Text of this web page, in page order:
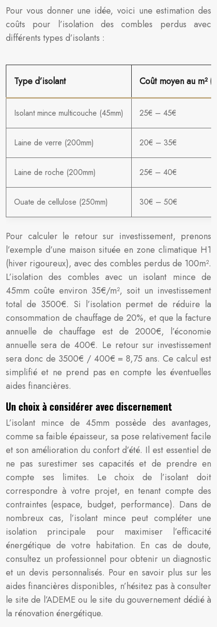
Pour vous donner une idée, voici une estimation des
coûts pour l’isolation des combles perdus avec
différents types d’isolants :
Type d’isolant Coût moyen au m²
Isolant mince multicouche (45mm) 25€ – 45€
Laine de verre (200mm) 20€ – 35€
Laine de roche (200mm) 25€ – 40€
Ouate de cellulose (250mm) 30€ – 50€
Pour calculer le retour sur investissement, prenons
l’exemple d’une maison située en zone climatique H1
(hiver rigoureux), avec des combles perdus de 100m².
L’isolation des combles avec un isolant mince de
45mm coûte environ 35€/m², soit un investissement
total de 3500€. Si l’isolation permet de réduire la
consommation de chauffage de 20%, et que la facture
annuelle de chauffage est de 2000€, l’économie
annuelle sera de 400€. Le retour sur investissement
sera donc de 3500€ / 400€ = 8,75 ans. Ce calcul est
simplifié et ne prend pas en compte les éventuelles
aides financières.
Un choix à considérer avec discernement
L’isolant mince de 45mm possède des avantages,
comme sa faible épaisseur, sa pose relativement facile
et son amélioration du confort d’été. Il est essentiel de
ne pas surestimer ses capacités et de prendre en
compte ses limites. Le choix de l’isolant doit
correspondre à votre projet, en tenant compte des
contraintes (espace, budget, performance). Dans de
nombreux cas, l’isolant mince peut compléter une
isolation principale pour maximiser l’efficacité
énergétique de votre habitation. En cas de doute,
consultez un professionnel pour obtenir un diagnostic
et un devis personnalisés. Pour en savoir plus sur les
aides financières disponibles, n’hésitez pas à consulter
le site de l’ADEME ou le site du gouvernement dédié à
la rénovation énergétique.